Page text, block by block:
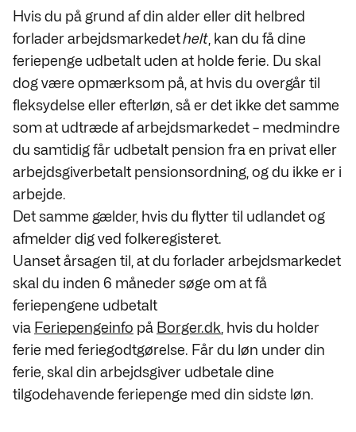
Hvis du på grund af din alder eller dit helbred
forlader arbejdsmarkedethelt , kan du få dine
feriepenge udbetalt uden at holde ferie. Du skal
dog være opmærksom på, at hvis du overgår til
fleksydelse eller efterløn, så er det ikke det samme
som at udtræde af arbejdsmarkedet – medmindre
du samtidig får udbetalt pension fra en privat eller
arbejdsgiverbetalt pensionsordning, og du ikke er i
arbejde.
Det samme gælder, hvis du flytter til udlandet og
afmelder dig ved folkeregisteret.
Uanset årsagen til, at du forlader arbejdsmarkedet
skal du inden 6 måneder søge om at få
feriepengene udbetalt
via Feriepengeinfo på Borger.dk , hvis du holder
ferie med feriegodtgørelse. Får du løn under din
ferie, skal din arbejdsgiver udbetale dine
tilgodehavende feriepenge med din sidste løn.